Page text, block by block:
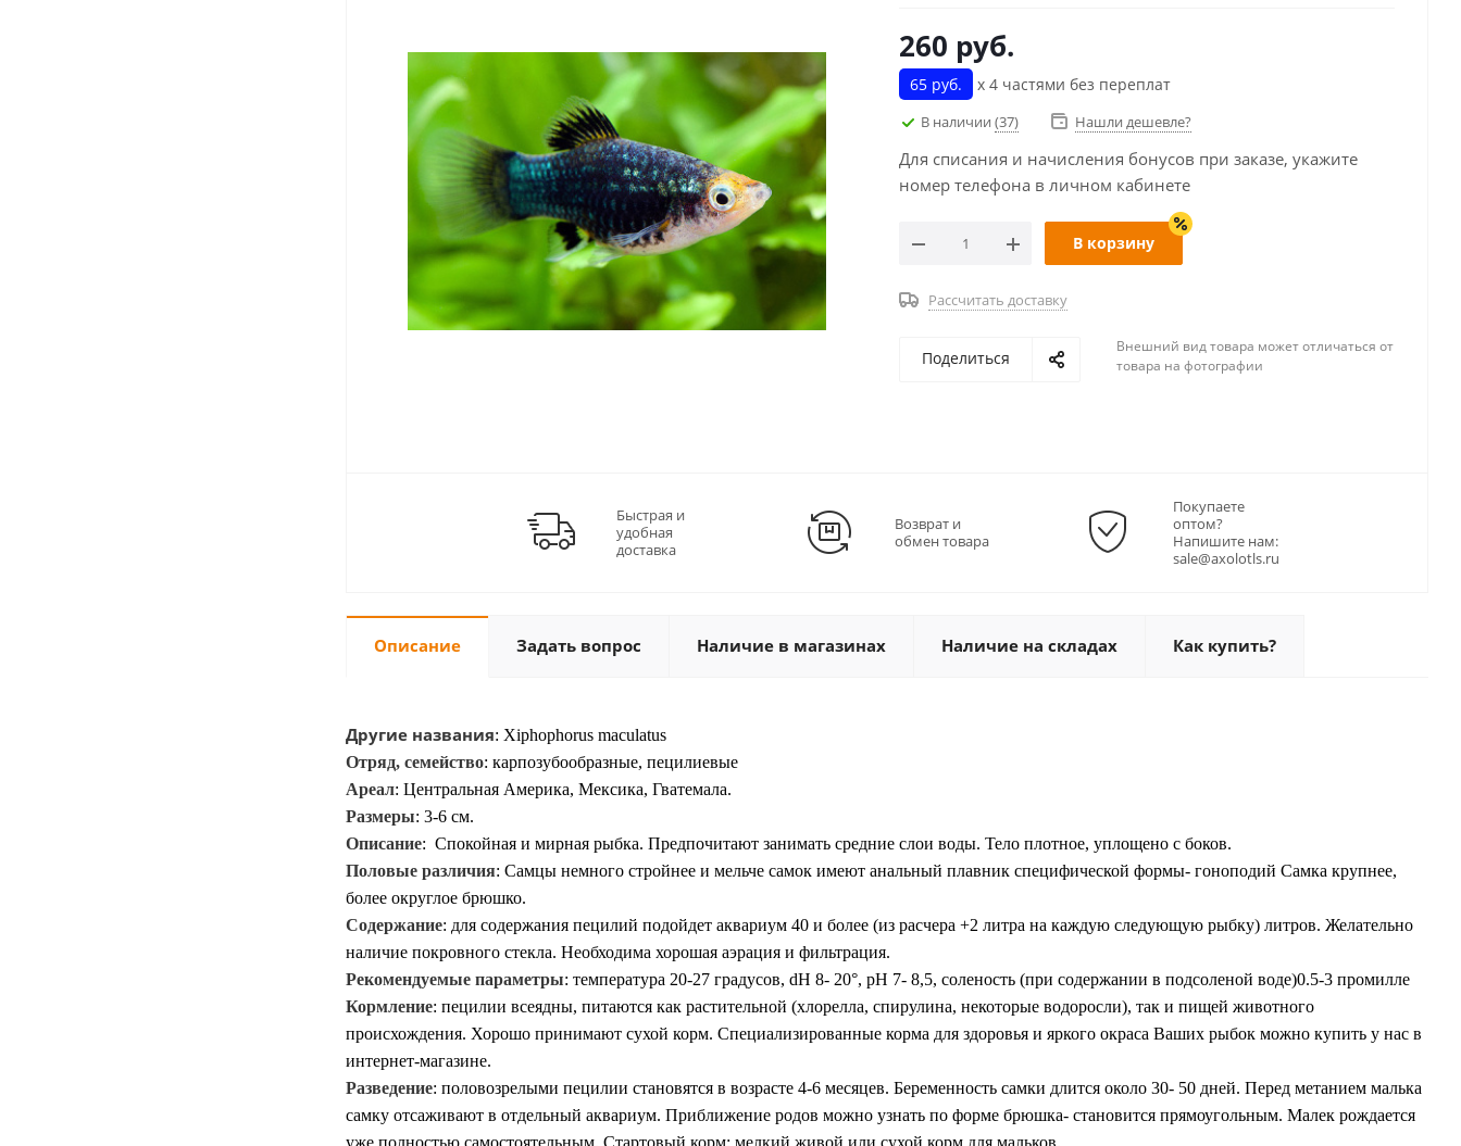
260 руб.
65 руб. х 4 частями без переплат
В наличии (37) Нашли дешевле?
Для списания и начисления бонусов при заказе, укажите
номер телефона в личном кабинете
В корзину
Рассчитать доставку
Поделиться
Внешний вид товара может отличаться от
товара на фотографии
Быстрая и
удобная
доставка
Возврат и
обмен товара
Покупаете
оптом?
Напишите нам:
sale@axolotls.ru
Описание Задать вопрос Наличие в магазинах Наличие на складах Как купить?
Другие названия: Xiphophorus maculatus
Отряд, семейство: карпозубообразные, пецилиевые
Ареал: Центральная Америка, Мексика, Гватемала.
Размеры: 3-6 см.
Описание: Спокойная и мирная рыбка. Предпочитают занимать средние слои воды. Тело плотное, уплощено с боков.
Половые различия: Самцы немного стройнее и мельче самок имеют анальный плавник специфической формы- гоноподий Самка крупнее,
более округлое брюшко.
Содержание: для содержания пецилий подойдет аквариум 40 и более (из расчера +2 литра на каждую следующую рыбку) литров. Желательно
наличие покровного стекла. Необходима хорошая аэрация и фильтрация.
Рекомендуемые параметры: температура 20-27 градусов, dH 8- 20°, рН 7- 8,5, соленость (при содержании в подсоленой воде)0.5-3 промилле
Кормление: пецилии всеядны, питаются как растительной (хлорелла, спирулина, некоторые водоросли), так и пищей животного
происхождения. Хорошо принимают сухой корм. Специализированные корма для здоровья и яркого окраса Ваших рыбок можно купить у нас в
интернет-магазине.
Разведение: половозрелыми пецилии становятся в возрасте 4-6 месяцев. Беременность самки длится около 30- 50 дней. Перед метанием малька
самку отсаживают в отдельный аквариум. Приближение родов можно узнать по форме брюшка- становится прямоугольным. Малек рождается
уже полностью самостоятельным. Стартовый корм: мелкий живой или сухой корм для мальков.